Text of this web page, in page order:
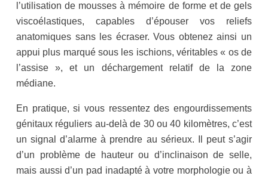
l’utilisation de mousses à mémoire de forme et de gels
viscoélastiques, capables d’épouser vos reliefs
anatomiques sans les écraser. Vous obtenez ainsi un
appui plus marqué sous les ischions, véritables « os de
l’assise », et un déchargement relatif de la zone
médiane.
En pratique, si vous ressentez des engourdissements
génitaux réguliers au-delà de 30 ou 40 kilomètres, c’est
un signal d’alarme à prendre au sérieux. Il peut s’agir
d’un problème de hauteur ou d’inclinaison de selle,
mais aussi d’un pad inadapté à votre morphologie ou à